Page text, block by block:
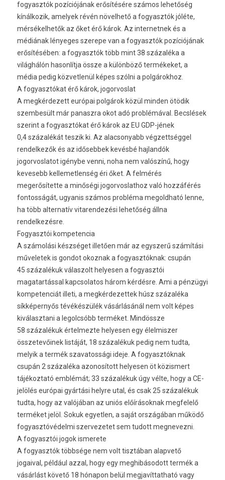
fogyasztók pozíciójának erősítésére számos lehetőség
kínálkozik, amelyek révén növelhető a fogyasztók jóléte,
mérsékelhetők az őket érő károk. Az internetnek és a
médiának lényeges szerepe van a fogyasztók pozíciójának
erősítésében: a fogyasztók több mint 38 százaléka a
világhálón hasonlítja össze a különböző termékeket, a
média pedig közvetlenül képes szólni a polgárokhoz.
A fogyasztókat érő károk, jogorvoslat
A megkérdezett európai polgárok közül minden ötödik
szembesült már panaszra okot adó problémával. Becslések
szerint a fogyasztókat érő károk az EU GDP-jének
0,4 százalékát teszik ki. Az alacsonyabb végzettséggel
rendelkezők és az idősebbek kevésbé hajlandók
jogorvoslatot igénybe venni, noha nem valószínű, hogy
kevesebb kellemetlenség éri őket. A felmérés
megerősítette a minőségi jogorvoslathoz való hozzáférés
fontosságát, ugyanis számos probléma megoldható lenne,
ha több alternatív vitarendezési lehetőség állna
rendelkezésre.
Fogyasztói kompetencia
A számolási készséget illetően már az egyszerű számítási
műveletek is gondot okoznak a fogyasztóknak: csupán
45 százalékuk válaszolt helyesen a fogyasztói
magatartással kapcsolatos három kérdésre. Ami a pénzügyi
kompetenciát illeti, a megkérdezettek húsz százaléka
síkképernyős tévékészülék vásárlásánál nem volt képes
kiválasztani a legolcsóbb terméket. Mindössze
58 százalékuk értelmezte helyesen egy élelmiszer
összetevőinek listáját, 18 százalékuk pedig nem tudta,
melyik a termék szavatossági ideje. A fogyasztóknak
csupán 2 százaléka azonosított helyesen öt közismert
tájékoztató emblémát; 33 százalékuk úgy vélte, hogy a CE-
jelölés európai gyártási helyre utal, és csak 25 százalékuk
tudta, hogy az valójában az uniós előírásoknak megfelelő
terméket jelöl. Sokuk egyetlen, a saját országában működő
fogyasztóvédelmi szervezetet sem tudott megnevezni.
A fogyasztói jogok ismerete
A fogyasztók többsége nem volt tisztában alapvető
jogaival, például azzal, hogy egy meghibásodott termék a
vásárlást követő 18 hónapon belül megjavíttatható vagy